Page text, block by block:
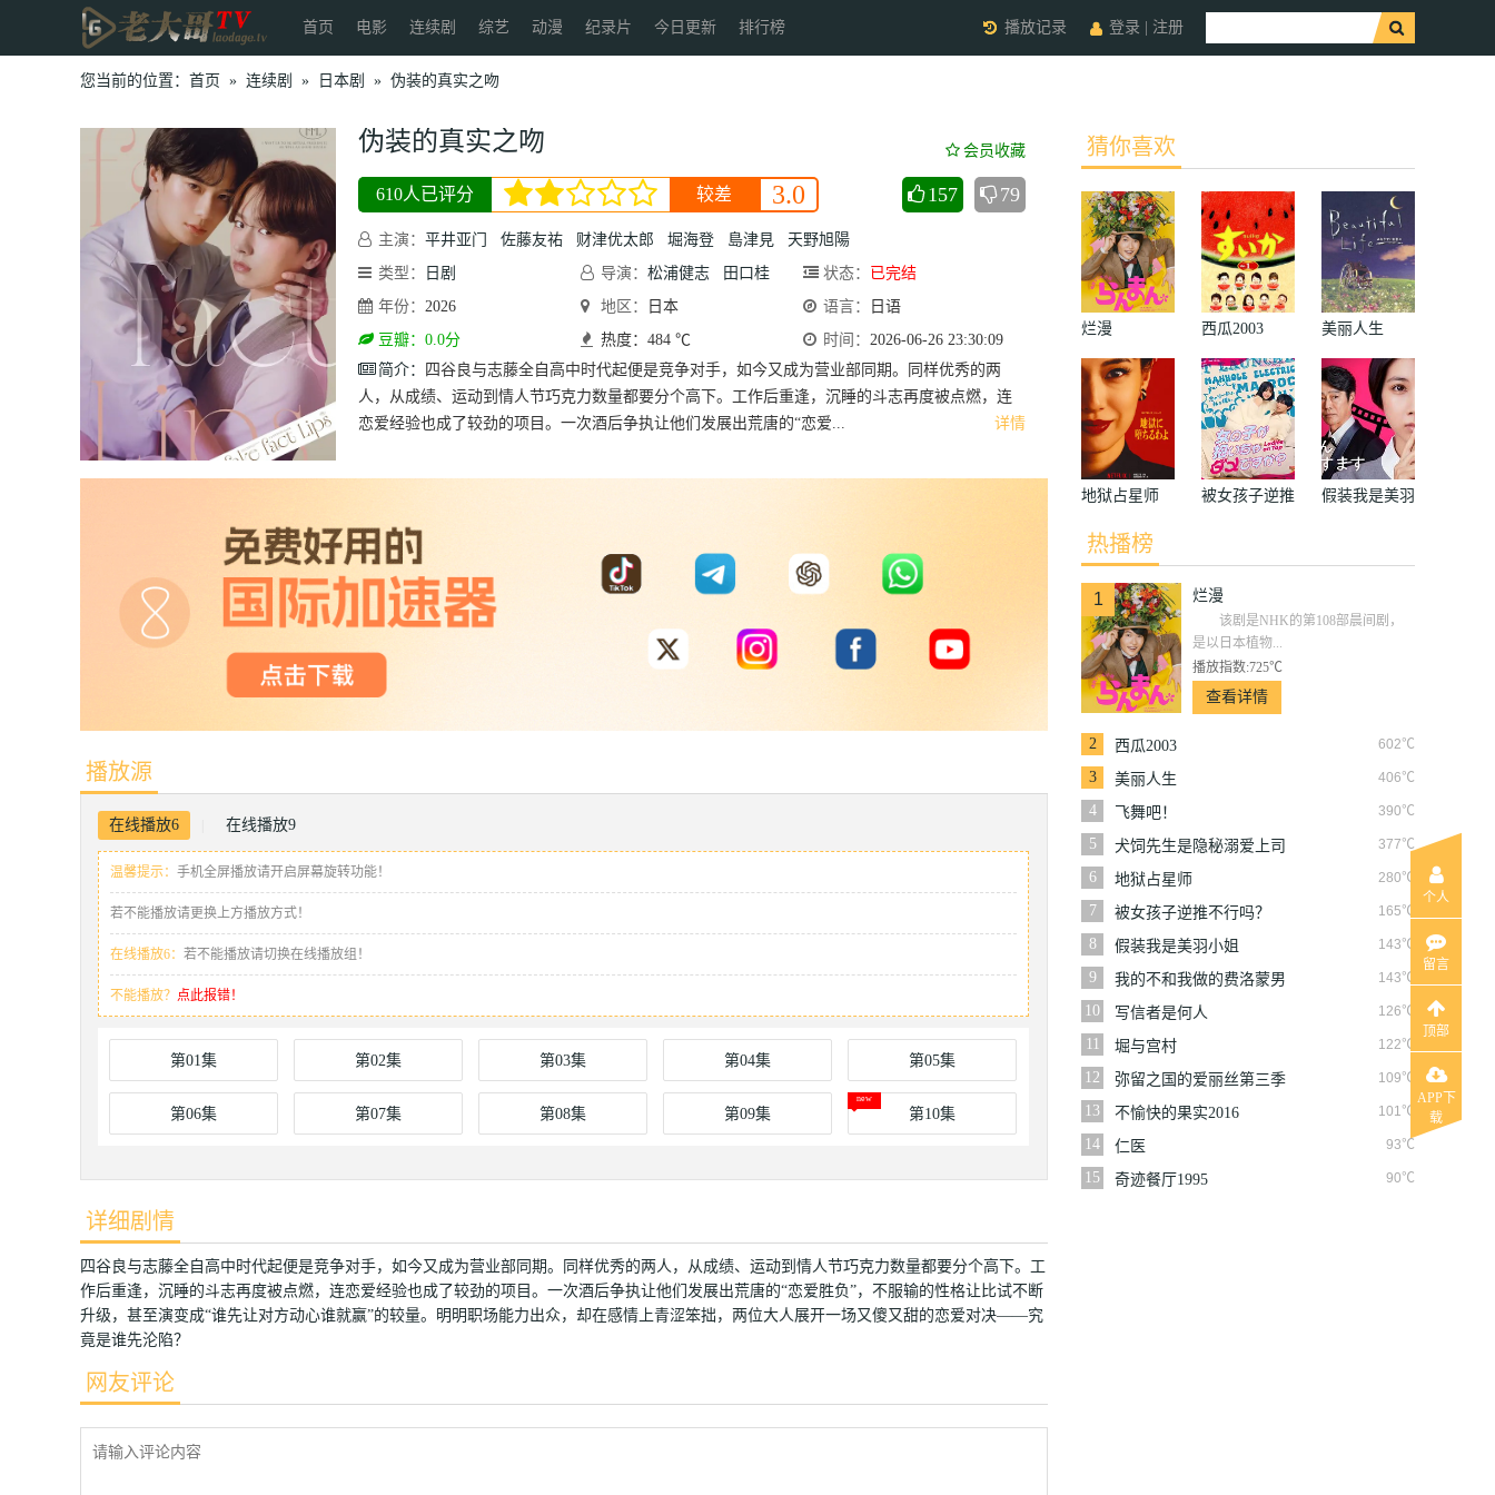
首页 电影 连续剧 综艺 动漫 纪录片 今日更新 排行榜 登录 注册
播放记录
您当前的位置： 首页 » 连续剧 » 日本剧 » 伪装的真实之吻
伪装的真实之吻 会员收藏
610人已评分 较差 3.0 157 79
主演： 平井亚门 佐藤友祐 财津优太郎 堀海登 島津見
天野旭陽
类型：
日剧 导演： 松浦健志 田口桂 状态：
已完结
年份： 2026 地区： 日本 语言：
日语
豆瓣：0.0分
热度：484 ℃ 时间： 2026-06-26 23:30:09
简介：
详情
四谷良与志藤全自高中时代起便是竞争对手，如今又成为营业部同期。同样优秀的两
人，从成绩、运动到情人节巧克力数量都要分个高下。工作后重逢，沉睡的斗志再度被点燃，连
恋爱经验也成了较劲的项目。一次酒后争执让他们发展出荒唐的“恋爱...
播放源
在线播放6 在线播放9
温馨提示： 手机全屏播放请开启屏幕旋转功能！
若不能播放请更换上方播放方式！
在线播放6： 若不能播放请切换在线播放组！
不能播放？ 点此报错！
第01集 第02集 第03集 第04集 第05集
第06集 第07集 第08集 第09集 第10集
详细剧情
四谷良与志藤全自高中时代起便是竞争对手，如今又成为营业部同期。同样优秀的两人，从成绩、运动到情人节巧克力数量都要分个高下。工
作后重逢，沉睡的斗志再度被点燃，连恋爱经验也成了较劲的项目。一次酒后争执让他们发展出荒唐的“恋爱胜负”，不服输的性格让比试不断
升级，甚至演变成“谁先让对方动心谁就赢”的较量。明明职场能力出众，却在感情上青涩笨拙，两位大人展开一场又傻又甜的恋爱对决——究
竟是谁先沦陷？
网友评论
猜你喜欢
烂漫 西瓜2003 美丽人生
地狱占星师
被女孩子逆推
假装我是美羽
热播榜
1 烂漫
该剧是NHK的第108部晨间剧，
是以日本植物...
播放指数:725℃
查看详情
2 602℃
西瓜2003
3
406℃
美丽人生
4
390℃
飞舞吧！
5
377℃
犬饲先生是隐秘溺爱上司
6
280℃
地狱占星师
7
165℃
被女孩子逆推不行吗？
8
143℃
假装我是美羽小姐
9
143℃
我的不和我做的费洛蒙男
友
10 126℃
写信者是何人
11
122℃
堀与宫村
12
109℃
弥留之国的爱丽丝第三季
13
101℃
不愉快的果实2016
14
93℃
仁医
15
90℃
奇迹餐厅1995
个人
留言
顶部
APP下
载